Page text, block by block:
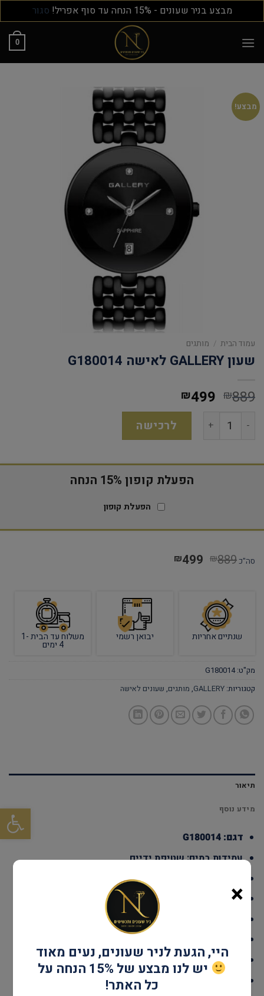
פתח
מבצע בניר שעונים - 15% הנחה עד סוף אפריל! סגור
0
מבצע!
עמוד הבית / מותגים
שעון GALLERY לאישה G180014
₪889
₪499
לרכישה
הפעלת קופון 15% הנחה
הפעלת קופון
סה"כ ₪889
₪499
שנתיים אחריות יבואן רשמי משלוח עד הבית 1-
4 ימים
מק"ט:G180014
קטגוריות: GALLERY
, מותגים, שעונים לאישה
תיאור
מידע נוסף
דגם: G180014
עמידות במים: שטיפת ידיים
אחריות: שנתיים יבואן רשמי
זכוכית: ציפוי ספיר
×
היי, הגעת לניר שעונים, נעים מאוד
יש לנו מבצע של 15% הנחה על
כל האתר!